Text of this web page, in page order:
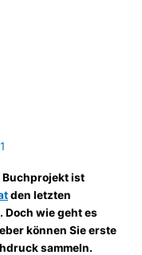
Buchprojekt ist
den letzten
Doch wie geht es
können Sie erste
sammeln.